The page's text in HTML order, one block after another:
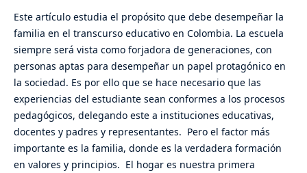
Este artículo estudia el propósito que debe desempeñar la
familia en el transcurso educativo en Colombia. La escuela
siempre será vista como forjadora de generaciones, con
personas aptas para desempeñar un papel protagónico en
la sociedad. Es por ello que se hace necesario que las
experiencias del estudiante sean conformes a los procesos
pedagógicos, delegando este a instituciones educativas,
docentes y padres y representantes. Pero el factor más
importante es la familia, donde es la verdadera formación
en valores y principios. El hogar es nuestra primera